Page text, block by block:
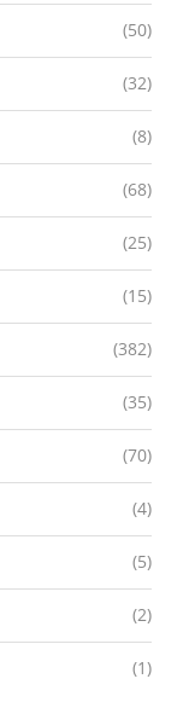
(50)
(32)
(8)
(68)
(25)
(15)
(382)
(35)
(70)
(4)
(5)
(2)
(1)